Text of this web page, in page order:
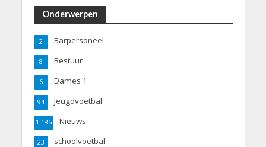
Onderwerpen
Barpersoneel
2
Bestuur
8
Dames 1
6
Jeugdvoetbal
94
Nieuws
1.185
schoolvoetbal
23